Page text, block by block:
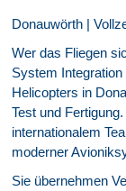
Donauwörth |
Wer das Fliegen
System
Helicopters in
Test und
internationalem
moderner
Sie übernehmen